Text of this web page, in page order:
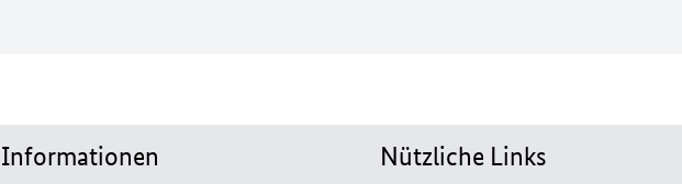
Informationen Nützliche Links